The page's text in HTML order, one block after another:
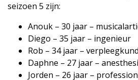
seizoen 5 zijn:
Anouk – 30 jaar –
Diego – 35 jaar – ingenieur
Rob – 34 jaar –
Daphne – 27 jaar –
Jorden – 26 jaar –